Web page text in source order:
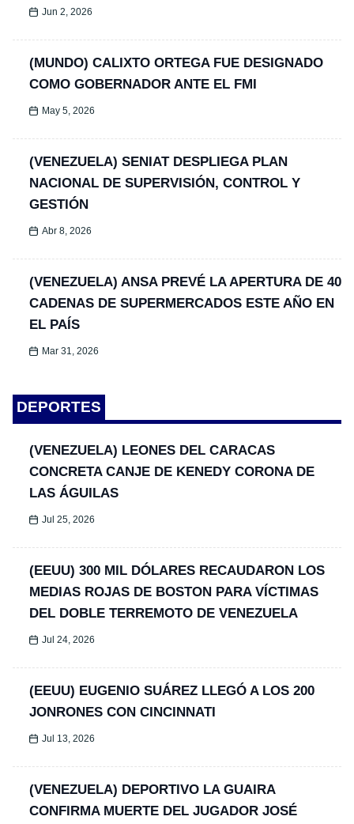
Jun 2, 2026
(MUNDO) CALIXTO ORTEGA FUE DESIGNADO
COMO GOBERNADOR ANTE EL FMI
May 5, 2026
(VENEZUELA) SENIAT DESPLIEGA PLAN
NACIONAL DE SUPERVISIÓN, CONTROL Y
GESTIÓN
Abr 8, 2026
(VENEZUELA) ANSA PREVÉ LA APERTURA DE 40
CADENAS DE SUPERMERCADOS ESTE AÑO EN
EL PAÍS
Mar 31, 2026
DEPORTES
(VENEZUELA) LEONES DEL CARACAS
CONCRETA CANJE DE KENEDY CORONA DE
LAS ÁGUILAS
Jul 25, 2026
(EEUU) 300 MIL DÓLARES RECAUDARON LOS
MEDIAS ROJAS DE BOSTON PARA VÍCTIMAS
DEL DOBLE TERREMOTO DE VENEZUELA
Jul 24, 2026
(EEUU) EUGENIO SUÁREZ LLEGÓ A LOS 200
JONRONES CON CINCINNATI
Jul 13, 2026
(VENEZUELA) DEPORTIVO LA GUAIRA
CONFIRMA MUERTE DEL JUGADOR JOSÉ